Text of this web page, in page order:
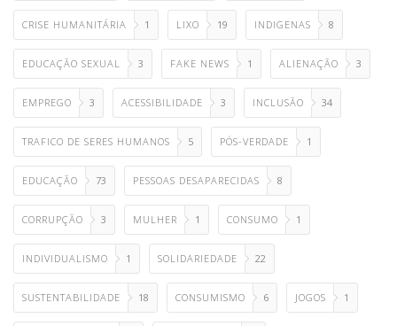
CRISE HUMANITÁRIA 1 LIXO 19 INDIGENAS 8
EDUCAÇÃO SEXUAL 3 FAKE NEWS 1 ALIENAÇÃO 3
EMPREGO 3 ACESSIBILIDADE 3 INCLUSÃO 34
TRAFICO DE SERES HUMANOS 5 PÓS-VERDADE 1
EDUCAÇÃO 73 PESSOAS DESAPARECIDAS 8
CORRUPÇÃO 3 MULHER 1 CONSUMO 1
INDIVIDUALISMO 1 SOLIDARIEDADE 22
SUSTENTABILIDADE 18 CONSUMISMO 6 JOGOS 1